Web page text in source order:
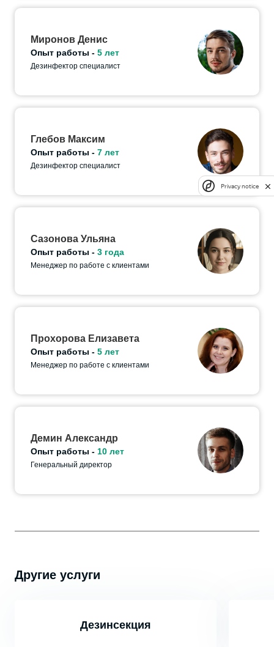
Миронов Денис
Опыт работы - 5 лет
Дезинфектор специалист
Глебов Максим
Опыт работы - 7 лет
Дезинфектор специалист
Сазонова Ульяна
Опыт работы - 3 года
Менеджер по работе с клиентами
Прохорова Елизавета
Опыт работы - 5 лет
Менеджер по работе с клиентами
Демин Александр
Опыт работы - 10 лет
Генеральный директор
Другие услуги
Дезинсекция
Privacy notice